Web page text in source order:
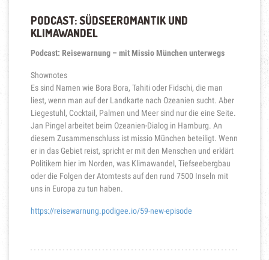
PODCAST: SÜDSEEROMANTIK UND
KLIMAWANDEL
Podcast: Reisewarnung – mit Missio München unterwegs
Shownotes
Es sind Namen wie Bora Bora, Tahiti oder Fidschi, die man
liest, wenn man auf der Landkarte nach Ozeanien sucht. Aber
Liegestuhl, Cocktail, Palmen und Meer sind nur die eine Seite.
Jan Pingel arbeitet beim Ozeanien-Dialog in Hamburg. An
diesem Zusammenschluss ist missio München beteiligt. Wenn
er in das Gebiet reist, spricht er mit den Menschen und erklärt
Politikern hier im Norden, was Klimawandel, Tiefseebergbau
oder die Folgen der Atomtests auf den rund 7500 Inseln mit
uns in Europa zu tun haben.
https://reisewarnung.podigee.io/59-new-episode